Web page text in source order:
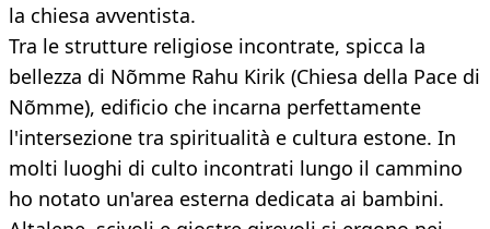
la chiesa avventista.
Tra le strutture religiose incontrate, spicca la
bellezza di Nõmme Rahu Kirik (Chiesa della Pace di
Nõmme), edificio che incarna perfettamente
l'intersezione tra spiritualità e cultura estone. In
molti luoghi di culto incontrati lungo il cammino
ho notato un'area esterna dedicata ai bambini.